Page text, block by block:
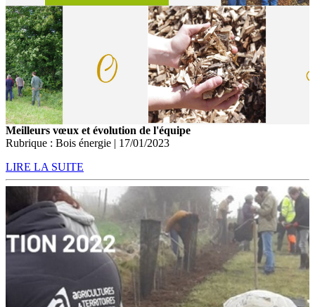
Meilleurs vœux et évolution de l'équipe
Rubrique : Bois énergie | 17/01/2023
LIRE LA SUITE